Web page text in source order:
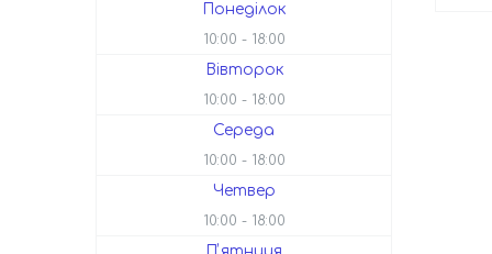
Понеділок
10:00 18:00
Вівторок
10:00 18:00
Середа
10:00 18:00
Четвер
10:00 18:00